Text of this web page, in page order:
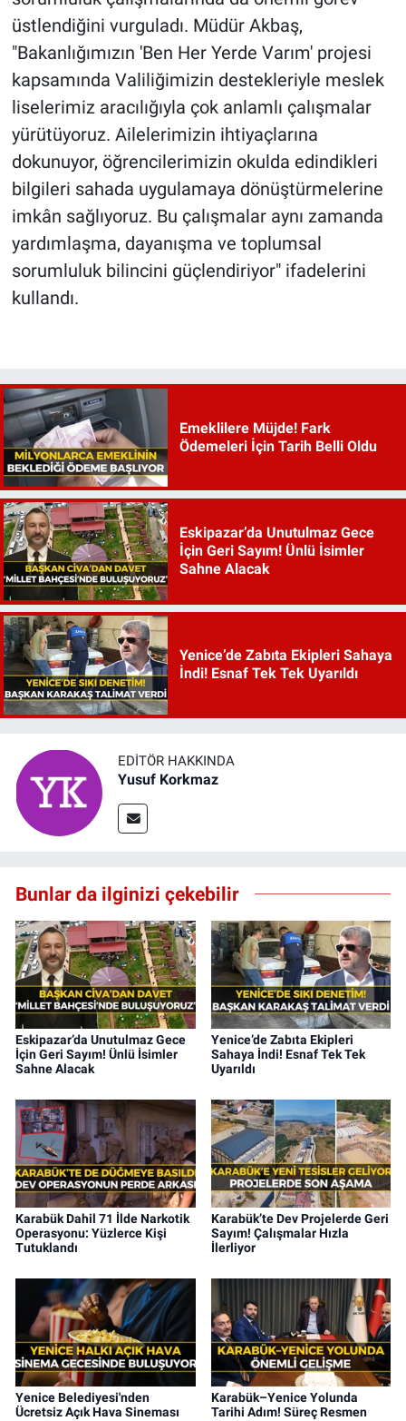
üstlendiğini vurguladı. Müdür Akbaş,
"Bakanlığımızın 'Ben Her Yerde Varım' projesi
kapsamında Valiliğimizin destekleriyle meslek
liselerimiz aracılığıyla çok anlamlı çalışmalar
yürütüyoruz. Ailelerimizin ihtiyaçlarına
dokunuyor, öğrencilerimizin okulda edindikleri
bilgileri sahada uygulamaya dönüştürmelerine
imkân sağlıyoruz. Bu çalışmalar aynı zamanda
yardımlaşma, dayanışma ve toplumsal
sorumluluk bilincini güçlendiriyor" ifadelerini
kullandı.
Emeklilere Müjde! Fark
Ödemeleri İçin Tarih Belli Oldu
Eskipazar’da Unutulmaz Gece
İçin Geri Sayım! Ünlü İsimler
Sahne Alacak
Yenice’de Zabıta Ekipleri Sahaya
İndi! Esnaf Tek Tek Uyarıldı
EDITÖR HAKKINDA
Yusuf Korkmaz
Bunlar da ilginizi çekebilir
Eskipazar’da Unutulmaz Gece
İçin Geri Sayım! Ünlü İsimler
Sahne Alacak
Yenice’de Zabıta Ekipleri
Sahaya İndi! Esnaf Tek Tek
Uyarıldı
Karabük Dahil 71 İlde Narkotik
Operasyonu: Yüzlerce Kişi
Tutuklandı
Karabük’te Dev Projelerde Geri
Sayım! Çalışmalar Hızla
İlerliyor
Yenice Belediyesi'nden
Ücretsiz Açık Hava Sineması
Karabük–Yenice Yolunda
Tarihi Adım! Süreç Resmen